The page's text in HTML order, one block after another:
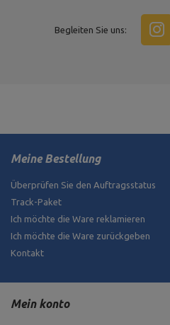
Begleiten Sie uns:
Meine Bestellung
Überprüfen Sie den Auftragsstatus
Track-Paket
Ich möchte die Ware reklamieren
Ich möchte die Ware zurückgeben
Kontakt
Mein konto